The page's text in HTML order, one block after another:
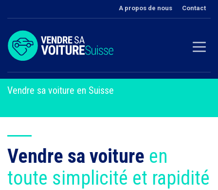
A propos de nous Contact
Vendre sa voiture en Suisse
Vendre sa voiture en
toute simplicité et rapidité